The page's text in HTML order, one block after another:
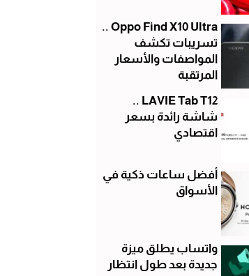
Oppo Find X10 Ultra ..
تسريبات تكشف
المواصفات والأسعار
المرتقبة
LAVIE Tab T12 ..
شاشة رائدة بسعر
اقتصادي
أفضل ساعات ذكية في
الأسواق
واتساب يطلق ميزة
جديدة بعد طول انتظار